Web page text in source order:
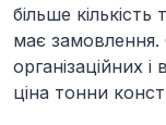
більше
має
організаційних
ціна тонни